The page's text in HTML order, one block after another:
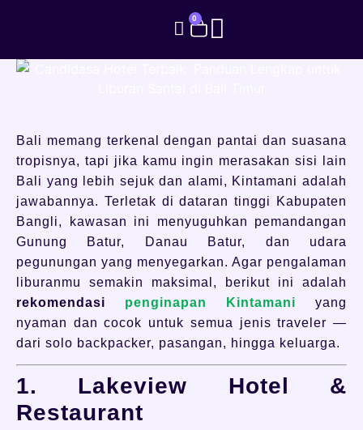
0
Bali memang terkenal dengan pantai dan suasana
tropisnya, tapi jika kamu ingin merasakan sisi lain
Bali yang lebih sejuk dan alami, Kintamani adalah
jawabannya. Terletak di dataran tinggi Kabupaten
Bangli, kawasan ini menyuguhkan pemandangan
Gunung Batur, Danau Batur, dan udara
pegunungan yang menyegarkan. Agar pengalaman
liburanmu semakin maksimal, berikut ini adalah
rekomendasi penginapan Kintamani yang
nyaman dan cocok untuk semua jenis traveler —
dari solo backpacker, pasangan, hingga keluarga.
1. Lakeview Hotel &
Restaurant